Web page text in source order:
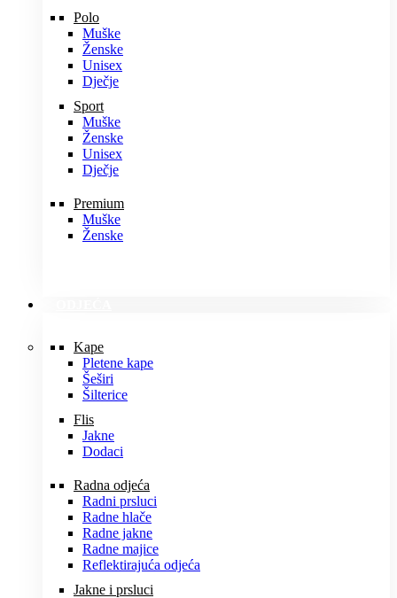
Polo
Muške
Ženske
Unisex
Dječje
Sport
Muške
Ženske
Unisex
Dječje
Premium
Muške
Ženske
Kape
Pletene kape
Šeširi
Šilterice
Flis
Jakne
Dodaci
Radna odjeća
Radni prsluci
Radne hlače
Radne jakne
Radne majice
Reflektirajuća odjeća
Jakne i prsluci